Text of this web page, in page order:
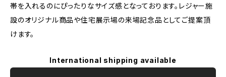
帯を入れるのにぴったりなサイズ感となっております。レジャー施
設のオリジナル商品や住宅展示場の来場記念品としてご提案頂
けます。
International shipping available